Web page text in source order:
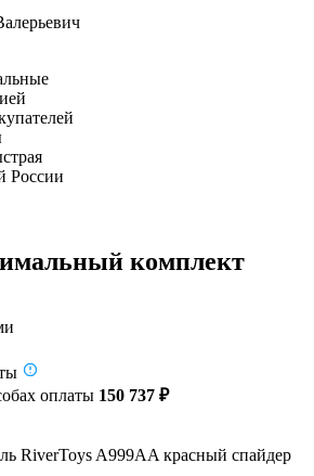
России
комплект
оплаты 150 737 ₽
RiverToys A999AA красный спайдер